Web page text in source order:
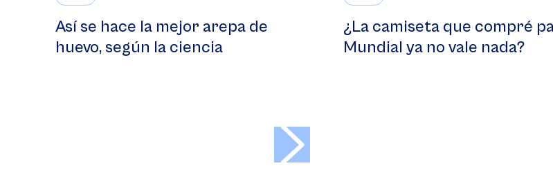
Así se hace la mejor arepa de
huevo, según la ciencia
¿La camiseta que compré
Mundial ya no vale nada?